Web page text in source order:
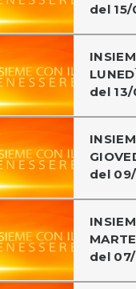
del
del
del
del